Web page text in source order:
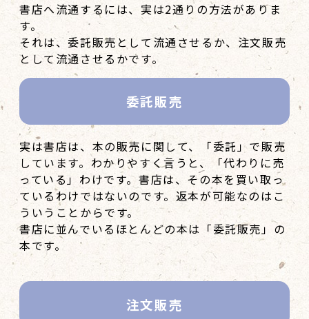
書店へ流通するには、実は2通りの方法がありま
す。
それは、委託販売として流通させるか、注文販売
として流通させるかです。
委託販売
実は書店は、本の販売に関して、「委託」で販売
しています。わかりやすく言うと、「代わりに売
っている」わけです。書店は、その本を買い取っ
ているわけではないのです。返本が可能なのはこ
ういうことからです。
書店に並んでいるほとんどの本は「委託販売」の
本です。
注文販売